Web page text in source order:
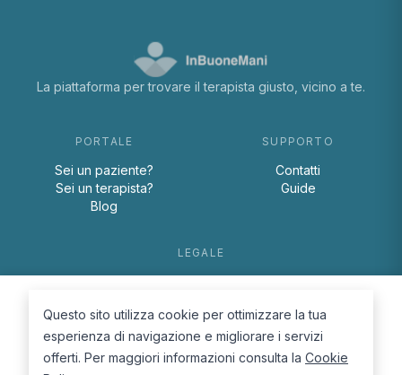
La piattaforma per trovare il terapista giusto, vicino a te.
PORTALE
Sei un paziente?
Sei un terapista?
Blog
SUPPORTO
Contatti
Guide
LEGALE
Cookie Policy
Questo sito utilizza cookie per ottimizzare la tua
esperienza di navigazione e migliorare i servizi
offerti. Per maggiori informazioni consulta la Cookie